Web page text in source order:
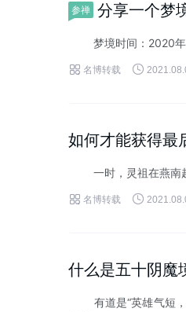
参禅 分享一个梦
梦境时间：2020年
 名博转载 
如何才能获得最
一时，灵祖在燕南赵
 名博转载 
什么是五十阴魔
有道是“英雄气短，